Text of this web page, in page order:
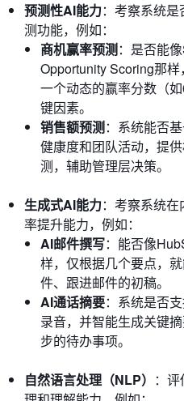
预测性AI能力：考察系统
测功能，例如：
商机赢率预测：是否能
Opportunity Scoring那
一个动态的赢率分数（
键因素。
销售额预测：系统能否
健康度和团队活动，提
测，辅助管理层决策。
生成式AI能力：考察系统
率提升能力，例如：
AI邮件撰写：能否像
样，仅根据几个要点，
件、跟进邮件的初稿。
AI通话摘要：系统是否
录音，并智能生成关键
步的待办事项。
自然语言处理（NLP） ：